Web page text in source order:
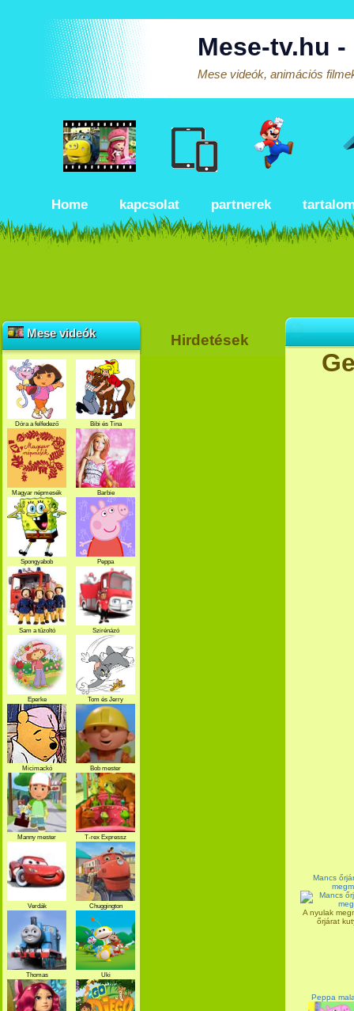
Mese-tv.hu
Mese videók, animációs
Home kapcsolat partnerek
Mancs
A nyulak
őrjárat
Peppa
Mese videók
Dóra a felfedező Bibi és Tina
Magyar népmesék Barbie
Spongyabob Peppa
Sam a tűzoltó
Szirénázó
szupercsapat
Eperke Tom és Jerry
Micimackó Bob mester
Manny mester T-rex Expressz
Verdák Chuggington
Thomas Uki
Hirdetések